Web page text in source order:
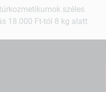
széles
18.000 Ft-tól 8 kg alatt